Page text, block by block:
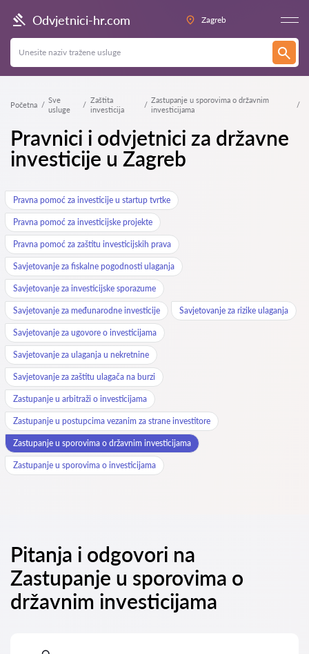
Odvjetnici-hr.com Zagreb
Početna
Sve
usluge
Zaštita
investicija
Zastupanje u sporovima o državnim
investicijama
Pravnici i odvjetnici za državne
investicije u Zagreb
Pravna pomoć za investicije u startup tvrtke
Pravna pomoć za investicijske projekte
Pravna pomoć za zaštitu investicijskih prava
Savjetovanje za fiskalne pogodnosti ulaganja
Savjetovanje za investicijske sporazume
Savjetovanje za međunarodne investicije Savjetovanje za rizike ulaganja
Savjetovanje za ugovore o investicijama
Savjetovanje za ulaganja u nekretnine
Savjetovanje za zaštitu ulagača na burzi
Zastupanje u arbitraži o investicijama
Zastupanje u postupcima vezanim za strane investitore
Zastupanje u sporovima o državnim investicijama
Zastupanje u sporovima o investicijama
Pitanja i odgovori na
Zastupanje u sporovima o
državnim investicijama